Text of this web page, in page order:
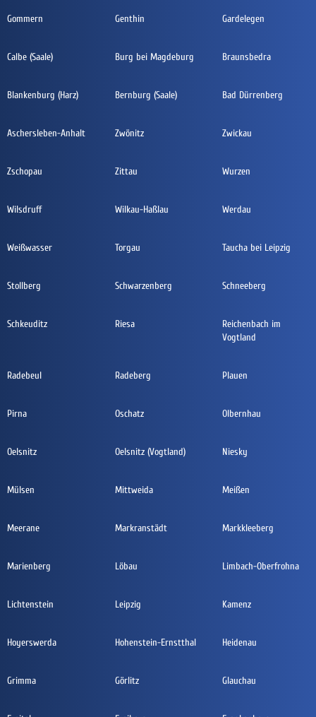
Gommern Genthin Gardelegen
Calbe (Saale) Burg bei Magdeburg Braunsbedra
Blankenburg (Harz) Bernburg (Saale) Bad Dürrenberg
Aschersleben-Anhalt Zwönitz Zwickau
Zschopau Zittau Wurzen
Wilsdruff Wilkau-Haßlau Werdau
Weißwasser Torgau Taucha bei Leipzig
Stollberg Schwarzenberg Schneeberg
Schkeuditz Riesa
Reichenbach im
Vogtland
Radebeul Radeberg Plauen
Pirna Oschatz Olbernhau
Oelsnitz Oelsnitz (Vogtland) Niesky
Mülsen Mittweida Meißen
Meerane Markranstädt Markkleeberg
Marienberg Löbau Limbach-Oberfrohna
Lichtenstein Leipzig Kamenz
Hoyerswerda Hohenstein-Ernstthal Heidenau
Grimma Görlitz Glauchau